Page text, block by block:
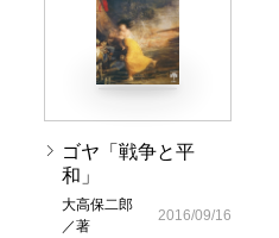
ゴヤ「戦争と平
和」
大高保二郎
／著
2016/09/16